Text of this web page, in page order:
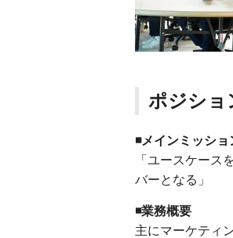
ポジショ
◾️メインミッショ
「ユースケース
バーとなる」
◾️業務概要
主にマーケティ